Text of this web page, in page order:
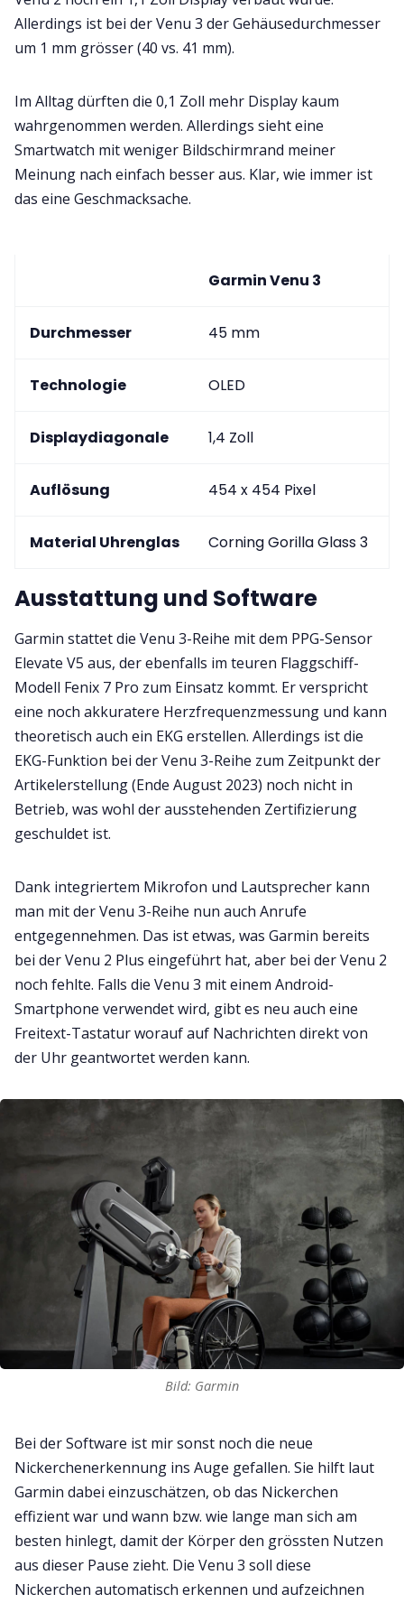
Allerdings ist bei der Venu 3 der Gehäusedurchmesser
um 1 mm grösser (40 vs. 41 mm).
Im Alltag dürften die 0,1 Zoll mehr Display kaum
wahrgenommen werden. Allerdings sieht eine
Smartwatch mit weniger Bildschirmrand meiner
Meinung nach einfach besser aus. Klar, wie immer ist
das eine Geschmacksache.
Garmin Venu 3
Durchmesser 45 mm
Technologie OLED
Displaydiagonale 1,4 Zoll
Auflösung 454 x 454 Pixel
Material Uhrenglas Corning Gorilla Glass 3
Ausstattung und Software
Garmin stattet die Venu 3-Reihe mit dem PPG-Sensor
Elevate V5 aus, der ebenfalls im teuren Flaggschiff-
Modell Fenix 7 Pro zum Einsatz kommt. Er verspricht
eine noch akkuratere Herzfrequenzmessung und kann
theoretisch auch ein EKG erstellen. Allerdings ist die
EKG-Funktion bei der Venu 3-Reihe zum Zeitpunkt der
Artikelerstellung (Ende August 2023) noch nicht in
Betrieb, was wohl der ausstehenden Zertifizierung
geschuldet ist.
Dank integriertem Mikrofon und Lautsprecher kann
man mit der Venu 3-Reihe nun auch Anrufe
entgegennehmen. Das ist etwas, was Garmin bereits
bei der Venu 2 Plus eingeführt hat, aber bei der Venu 2
noch fehlte. Falls die Venu 3 mit einem Android-
Smartphone verwendet wird, gibt es neu auch eine
Freitext-Tastatur worauf auf Nachrichten direkt von
der Uhr geantwortet werden kann.
Bild: Garmin
Bei der Software ist mir sonst noch die neue
Nickerchenerkennung ins Auge gefallen. Sie hilft laut
Garmin dabei einzuschätzen, ob das Nickerchen
effizient war und wann bzw. wie lange man sich am
besten hinlegt, damit der Körper den grössten Nutzen
aus dieser Pause zieht. Die Venu 3 soll diese
Nickerchen automatisch erkennen und aufzeichnen